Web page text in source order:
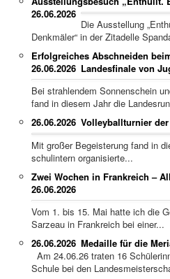
26.06.2026
Die Ausstellung
Denkmäler“ in der Zitadelle
Erfolgreiches Abschneiden
Landesfinale von
26.06.2026
Bei strahlendem Sonnenschein
fand in diesem Jahr die
Volleyballturnier der
26.06.2026
Mit großer Begeisterung fand in
schulintern organisierte...
Zwei Wochen in Frankreich –
26.06.2026
Vom 1. bis 15. Mai hatte ich die
Sarzeau in Frankreich bei einer...
Medaille für die
26.06.2026
Am 24.06.26 traten 16
Schule bei den